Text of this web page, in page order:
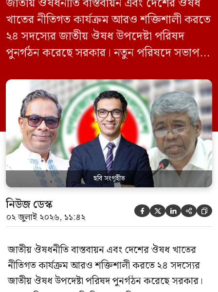
খাতের নীতিগত কার্যক্রম আরও শক্তিশালী করতে
২৪ সদস্যের জাতীয় ঔষধ উপদেষ্টা পরিষদ
পুনর্গঠন করেছে সরকার। নতুন পরিষদে সভাপতি
কল্যাণমন্ত্রী এবং সদস্য সচিব থাকবেন স্বাস্থ্য ও
পরিবার কল্যাণ মন্ত্রণালয়ের সচিব। একই সঙ্গে
স্বাস্থ্য প্রতিমন্ত্রী, বাংলাদেশ বিনিয়োগ উন্নয়ন
কর্তৃপক্ষ (বিডা)-এর নির্বাহী চেয়ারম্যান এবং
জাতীয় […]
ছবি সংগৃহীত
নিউজ ডেস্ক
০২ জুলাই ২০২৬, ১১:৪২     
জাতীয় ঔষধনীতি বাস্তবায়ন এবং দেশের ঔষধ খাতের
নীতিগত কার্যক্রম আরও শক্তিশালী করতে ২৪ সদস্যের
জাতীয় ঔষধ উপদেষ্টা পরিষদ পুনর্গঠন করেছে সরকার।